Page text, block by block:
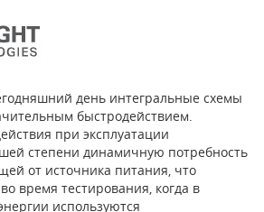
день интегральные схемы
быстродействием.
при эксплуатации
степени динамичную потребность
от источника питания, что
время тестирования, когда в
используются